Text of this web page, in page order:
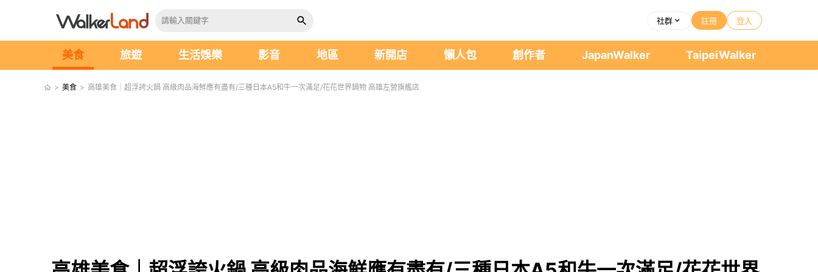
社群 註冊 登入
美食 旅遊 生活娛樂 影音 地區 新開店 懶人包 創作者 JapanWalker TaipeiWalker
> 美食 > 高雄美食｜超浮誇火鍋 高級肉品海鮮應有盡有/三種日本A5和牛一次滿足/花花世界鍋物 高雄左營旗艦店